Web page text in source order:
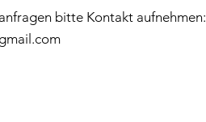
bitte Kontakt aufnehmen: